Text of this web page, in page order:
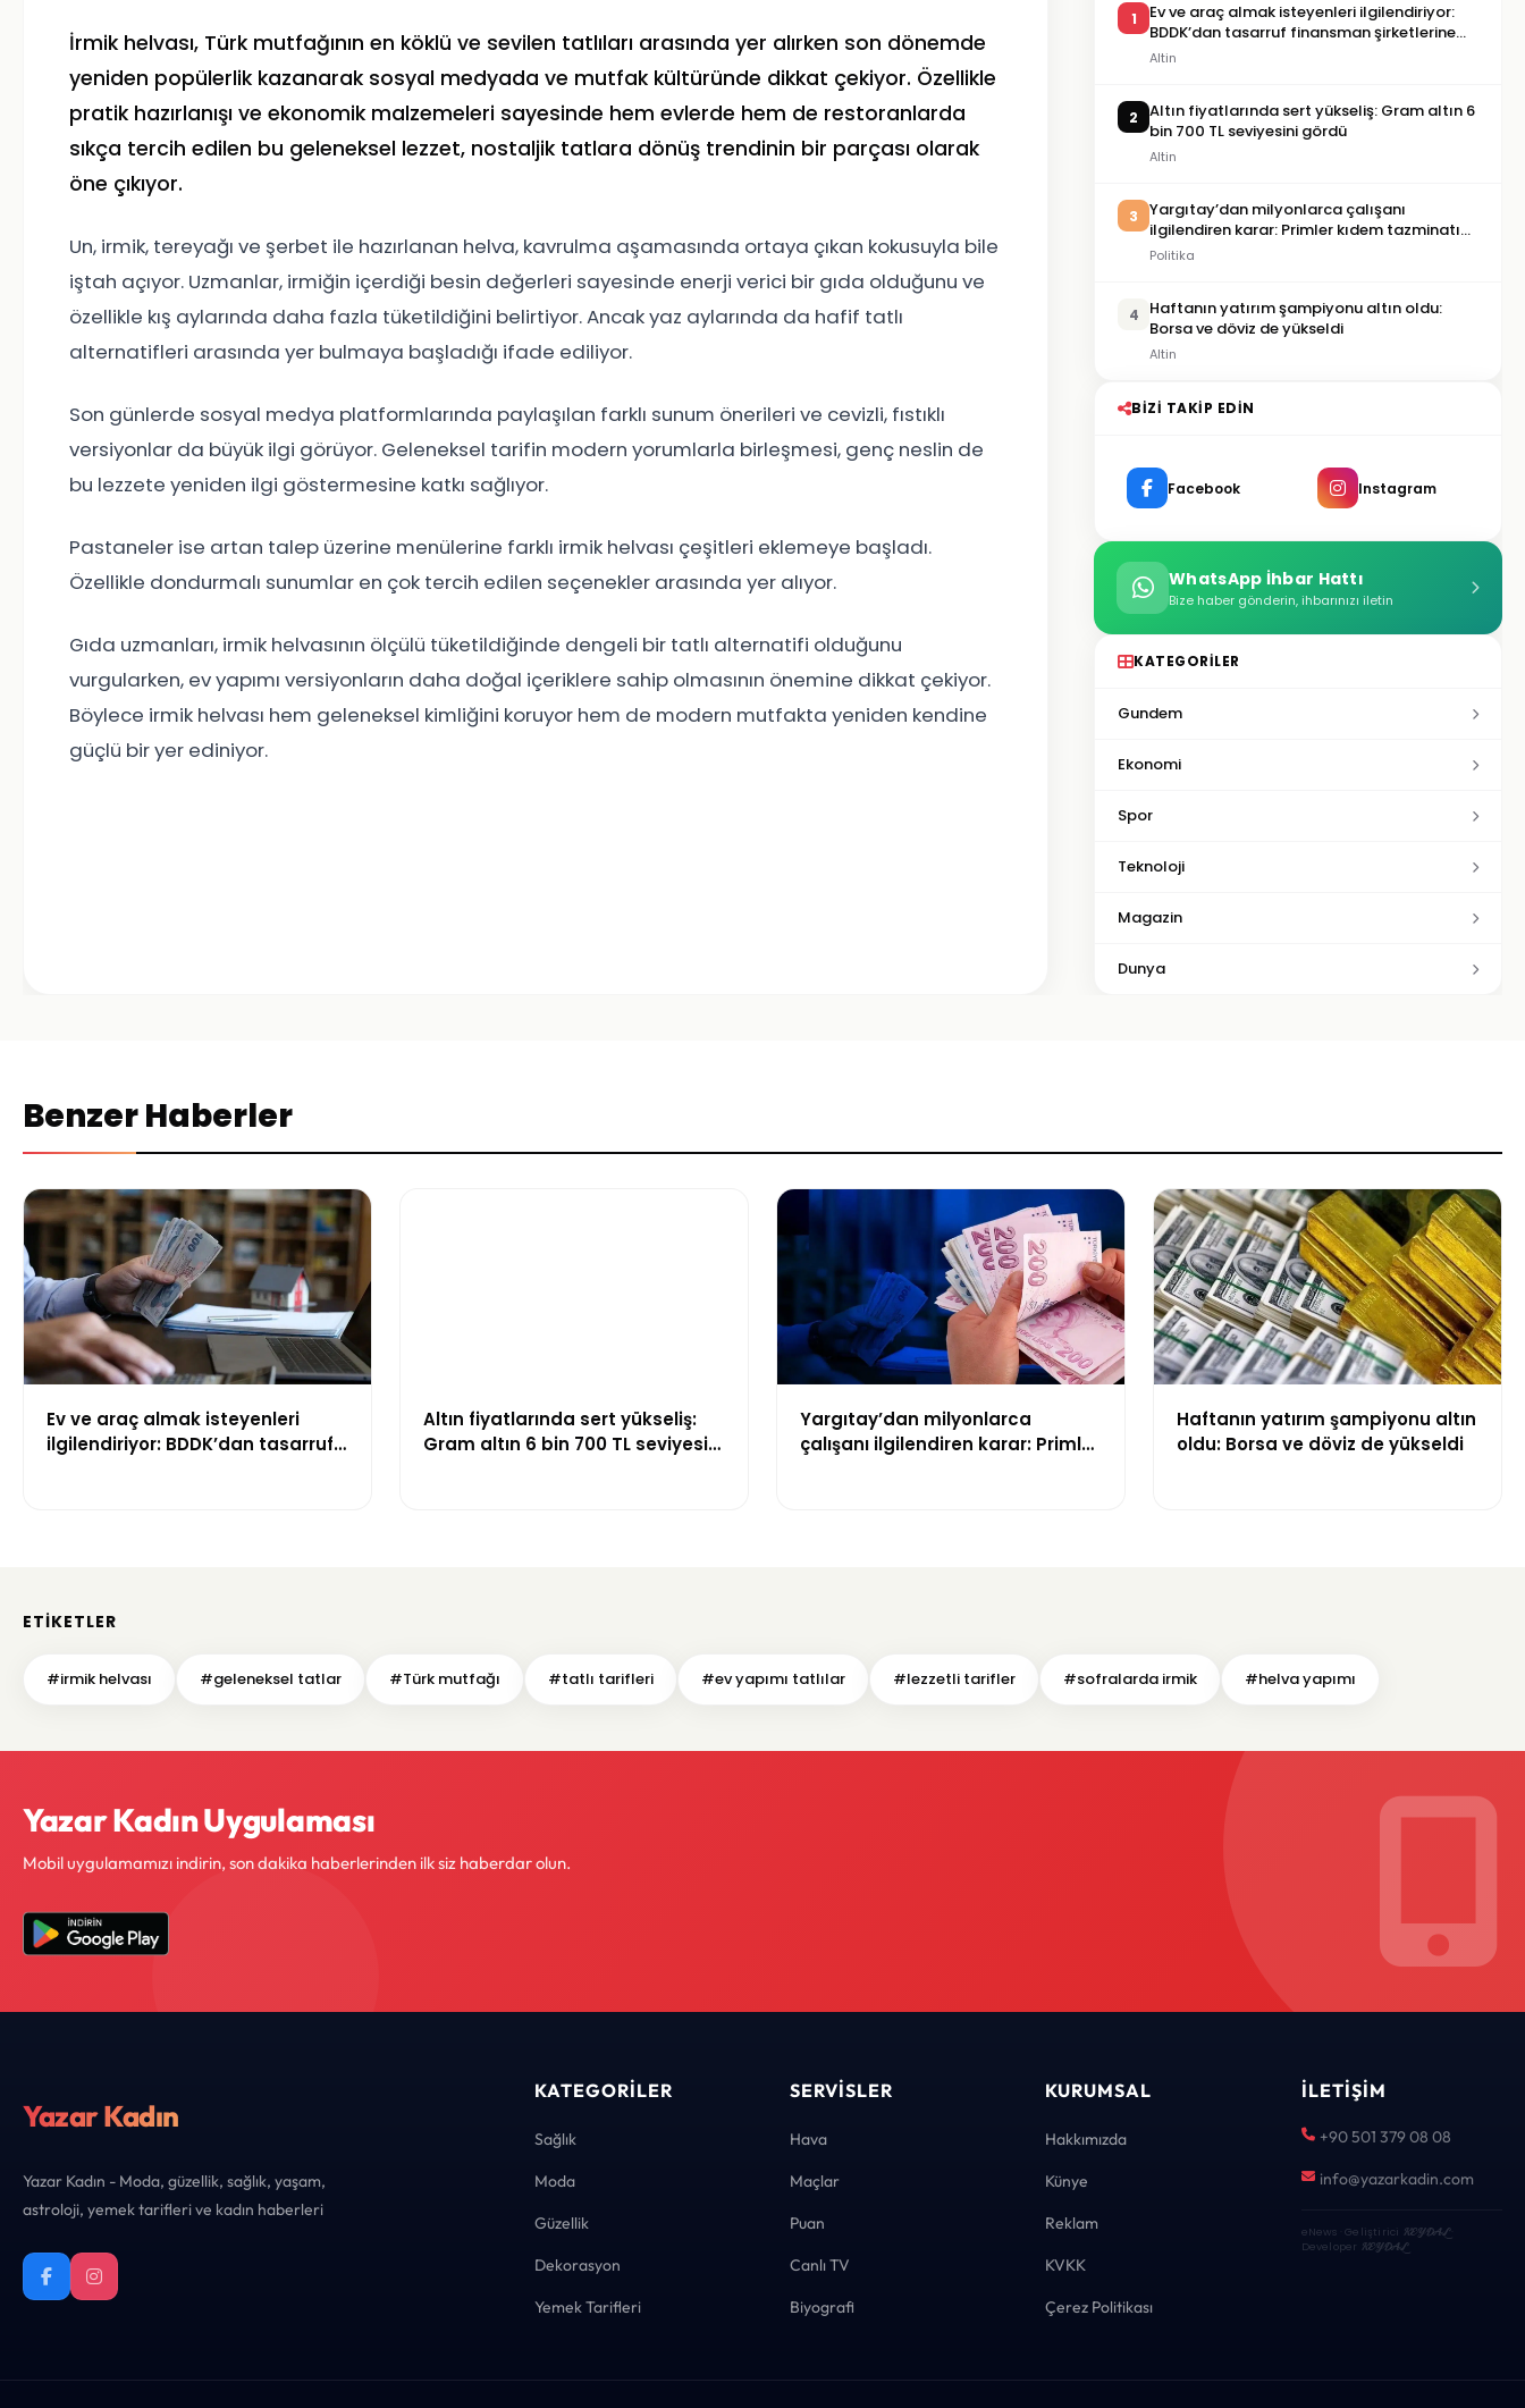
İrmik helvası, Türk mutfağının en köklü ve sevilen tatlıları arasında yer alırken son dönemde
yeniden popülerlik kazanarak sosyal medyada ve mutfak kültüründe dikkat çekiyor. Özellikle
pratik hazırlanışı ve ekonomik malzemeleri sayesinde hem evlerde hem de restoranlarda
sıkça tercih edilen bu geleneksel lezzet, nostaljik tatlara dönüş trendinin bir parçası olarak
öne çıkıyor.
Un, irmik, tereyağı ve şerbet ile hazırlanan helva, kavrulma aşamasında ortaya çıkan kokusuyla bile
iştah açıyor. Uzmanlar, irmiğin içerdiği besin değerleri sayesinde enerji verici bir gıda olduğunu ve
özellikle kış aylarında daha fazla tüketildiğini belirtiyor. Ancak yaz aylarında da hafif tatlı
alternatifleri arasında yer bulmaya başladığı ifade ediliyor.
Son günlerde sosyal medya platformlarında paylaşılan farklı sunum önerileri ve cevizli, fıstıklı
versiyonlar da büyük ilgi görüyor. Geleneksel tarifin modern yorumlarla birleşmesi, genç neslin de
bu lezzete yeniden ilgi göstermesine katkı sağlıyor.
Pastaneler ise artan talep üzerine menülerine farklı irmik helvası çeşitleri eklemeye başladı.
Özellikle dondurmalı sunumlar en çok tercih edilen seçenekler arasında yer alıyor.
Gıda uzmanları, irmik helvasının ölçülü tüketildiğinde dengeli bir tatlı alternatifi olduğunu
vurgularken, ev yapımı versiyonların daha doğal içeriklere sahip olmasının önemine dikkat çekiyor.
Böylece irmik helvası hem geleneksel kimliğini koruyor hem de modern mutfakta yeniden kendine
güçlü bir yer ediniyor.
1
Ev ve araç almak isteyenleri ilgilendiriyor:
BDDK’dan tasarruf finansman şirketlerine
yeni kurallar
Altin
2
Altın fiyatlarında sert yükseliş: Gram altın 6
bin 700 TL seviyesini gördü
Altin
3
Yargıtay’dan milyonlarca çalışanı
ilgilendiren karar: Primler kıdem tazminatı
hesabına dahil edilecek
Politika
4
Haftanın yatırım şampiyonu altın oldu:
Borsa ve döviz de yükseldi
Altin
BIZI TAKIP EDIN
Facebook Instagram
WhatsApp İhbar Hattı
Bize haber gönderin, ihbarınızı iletin
KATEGORILER
Gundem
Ekonomi
Spor
Teknoloji
Magazin
Dunya
Benzer Haberler
Ev ve araç almak isteyenleri
ilgilendiriyor: BDDK’dan tasarruf
Altın fiyatlarında sert yükseliş:
Gram altın 6 bin 700 TL seviyesini
Yargıtay’dan milyonlarca
çalışanı ilgilendiren karar: Primler
Haftanın yatırım şampiyonu altın
oldu: Borsa ve döviz de yükseldi
ETIKETLER
#irmik helvası #geleneksel tatlar #Türk mutfağı #tatlı tarifleri #ev yapımı tatlılar #lezzetli tarifler #sofralarda irmik #helva yapımı
Yazar Kadın Uygulaması
Mobil uygulamamızı indirin, son dakika haberlerinden ilk siz haberdar olun.
Yazar Kadın
Yazar Kadın - Moda, güzellik, sağlık, yaşam,
astroloji, yemek tarifleri ve kadın haberleri
KATEGORILER
Sağlık
Moda
Güzellik
Dekorasyon
Yemek Tarifleri
SERVISLER
Hava
Maçlar
Puan
Canlı TV
Biyografi
KURUMSAL
Hakkımızda
Künye
Reklam
KVKK
Çerez Politikası
İLETIŞIM
+90 501 379 08 08
info@yazarkadin.com
eNews · Geliştirici KEYDAL·
Developer KEYDAL